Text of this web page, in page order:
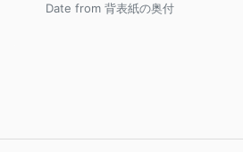
Date from 背表紙の奥付